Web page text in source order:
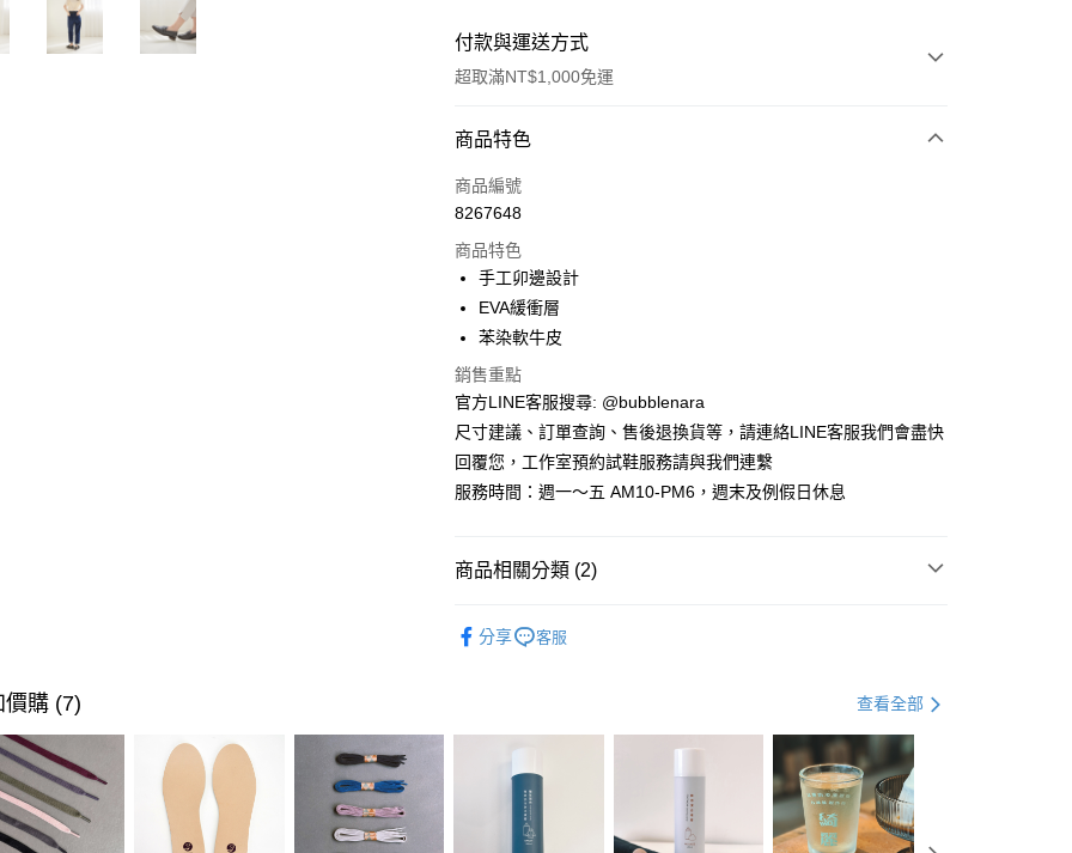
付款與運送方式
超取滿NT$1,000免運
付款方式
信用卡一次付款
LINE Pay
Apple Pay
全盈+PAY
相關說明
【關於「AFTEE先享後付」】
１．簡單：不需註冊會員、不需綁卡、不需儲值。
２．便利：只要手機號碼，簡訊認證，即可結帳。
【「AFTEE先享後付」結帳流程】
３．收到繳費通知簡訊後14天內，點擊此簡訊中的連結，可透過四大超商
／ATM／網路銀行／等多元方式進行付款，方視為交易完成。
※ 請注意：結帳手續完成當下不需立刻繳費，但若您需要取消訂單，請聯
絡購買商品的店家。未經商家同意取消之訂單仍視為有效，需透過AFTEE
先享後付繳納相關費用。
※ 交易是否成功請以「AFTEE先享後付 」之結帳頁面顯示為準，若有關於
全家取貨付款
每筆NT$60，滿NT$1,000(含以上)免運費
7-11取貨付款
每筆NT$60，滿NT$1,800(含以上)免運費
商品特色
商品編號
8267648
商品特色
手工卯邊設計
EVA緩衝層
苯染軟牛皮
銷售重點
官方LINE客服搜尋: @bubblenara
尺寸建議、訂單查詢、售後退換貨等，請連絡LINE客服我們會盡快
回覆您，工作室預約試鞋服務請與我們連繫
服務時間：週一～五 AM10-PM6，週末及例假日休息
商品相關分類 (2)
分享 客服
價購 (7) 查看全部